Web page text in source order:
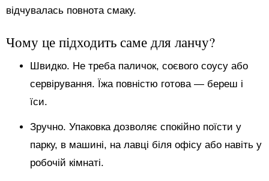
відчувалась повнота смаку.
Чому це підходить саме для ланчу?
Швидко. Не треба паличок, соєвого соусу або
сервірування. Їжа повністю готова — береш і
їси.
Зручно. Упаковка дозволяє спокійно поїсти у
парку, в машині, на лавці біля офісу або навіть у
робочій кімнаті.